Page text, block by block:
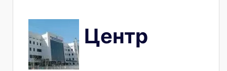
Центр